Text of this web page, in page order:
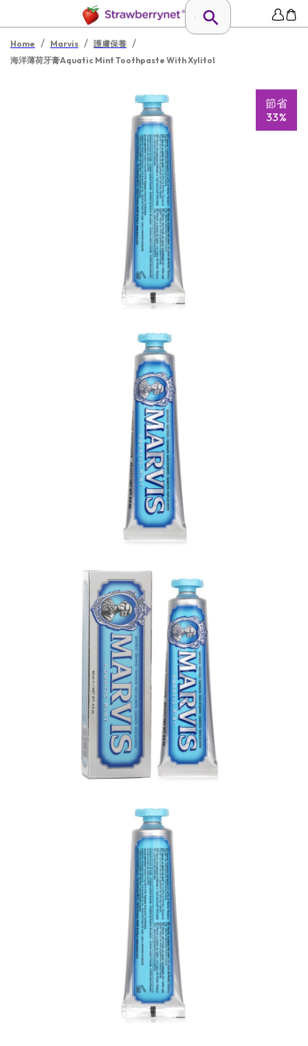
Home / Marvis / 護膚保養 /
海洋薄荷牙膏Aquatic Mint Toothpaste With Xylitol
節省
33%